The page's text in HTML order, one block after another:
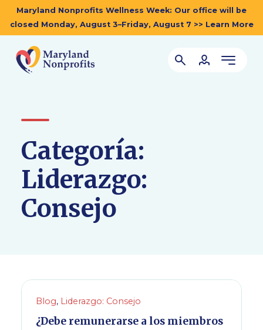
Maryland Nonprofits Wellness Week: Our office will be
closed Monday, August 3–Friday, August 7 >> Learn More
Categoría:
Liderazgo:
Consejo
Blog, Liderazgo: Consejo
¿Debe remunerarse a los miembros